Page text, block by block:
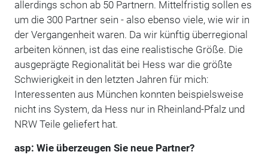
allerdings schon ab 50 Partnern. Mittelfristig sollen es
um die 300 Partner sein - also ebenso viele, wie wir in
der Vergangenheit waren. Da wir künftig überregional
arbeiten können, ist das eine realistische Größe. Die
ausgeprägte Regionalität bei Hess war die größte
Schwierigkeit in den letzten Jahren für mich:
Interessenten aus München konnten beispielsweise
nicht ins System, da Hess nur in Rheinland-Pfalz und
NRW Teile geliefert hat.
asp: Wie überzeugen Sie neue Partner?